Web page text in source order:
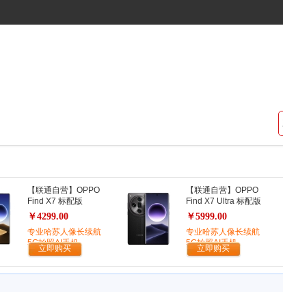
【联通自营】OPPO
Find X7 标配版
￥4299.00
专业哈苏人像长续航
5G拍照AI手机
立即购买
【联通自营】OPPO
Find X7 Ultra 标配版
￥5999.00
专业哈苏人像长续航
5G拍照AI手机
立即购买